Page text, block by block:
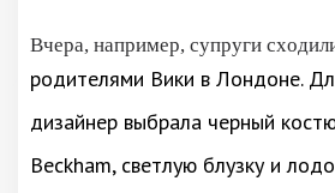
Вчера, например, супруги
родителями Вики в Лондоне.
дизайнер выбрала черный
Beckham, светлую блузку и